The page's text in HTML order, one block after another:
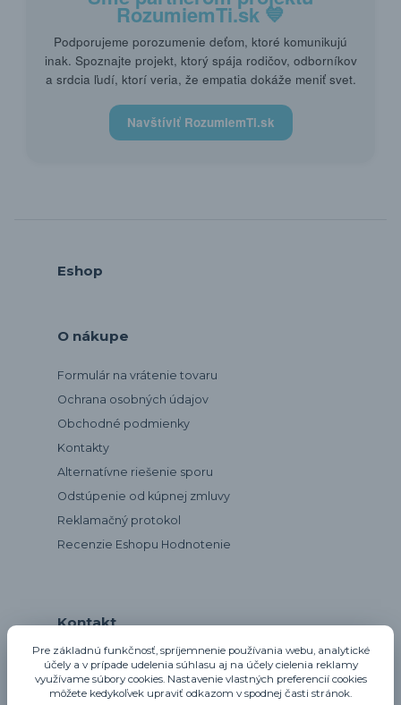
RozumiemTi.sk 💙
Podporujeme porozumenie deťom, ktoré komunikujú
inak. Spoznajte projekt, ktorý spája rodičov, odborníkov
a srdcia ľudí, ktorí veria, že empatia dokáže meniť svet.
Navštíviť RozumiemTi.sk
Eshop
O nákupe
Formulár na vrátenie tovaru
Ochrana osobných údajov
Obchodné podmienky
Kontakty
Alternatívne riešenie sporu
Odstúpenie od kúpnej zmluvy
Reklamačný protokol
Recenzie Eshopu Hodnotenie
Kontakt
notta@notta.sk
Pre základnú funkčnosť, spríjemnenie používania webu, analytické
účely a v prípade udelenia súhlasu aj na účely cielenia reklamy
využívame súbory cookies. Nastavenie vlastných preferencií cookies
môžete kedykoľvek upraviť odkazom v spodnej časti stránok.